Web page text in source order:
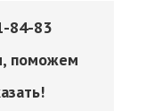
84-83
поможем